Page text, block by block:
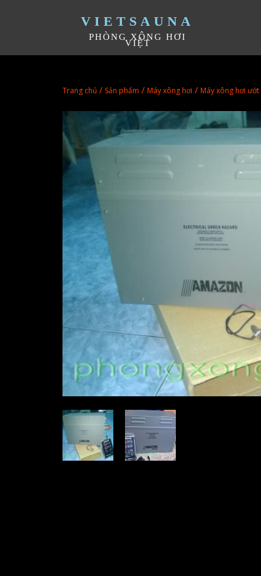
VIETSAUNA
PHÒNG XÔNG HƠI
VIỆT
Trang chủ / Sản phẩm / Máy xông hơi / Máy xông hơi ướt